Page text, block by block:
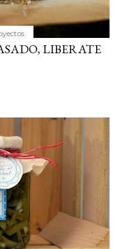
LIBERATE